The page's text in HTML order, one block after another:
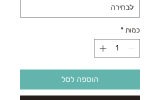
כמות *
הוספה לסל